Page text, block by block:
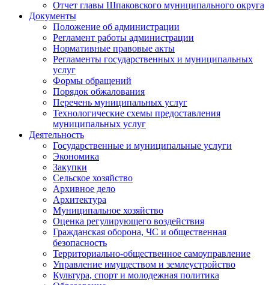
Отчет главы Шпаковского муниципального округа
Документы
Положение об администрации
Регламент работы администрации
Нормативные правовые акты
Регламенты государственных и муниципальных
услуг
Формы обращений
Порядок обжалования
Перечень муниципальных услуг
Технологические схемы предоставления
муниципальных услуг
Деятельность
Государственные и муниципальные услуги
Экономика
Закупки
Сельское хозяйство
Архивное дело
Архитектура
Муниципальное хозяйство
Оценка регулирующего воздействия
Гражданская оборона, ЧС и общественная
безопасность
Территориально-общественное самоуправление
Управление имуществом и землеустройство
Культура, спорт и молодежная политика